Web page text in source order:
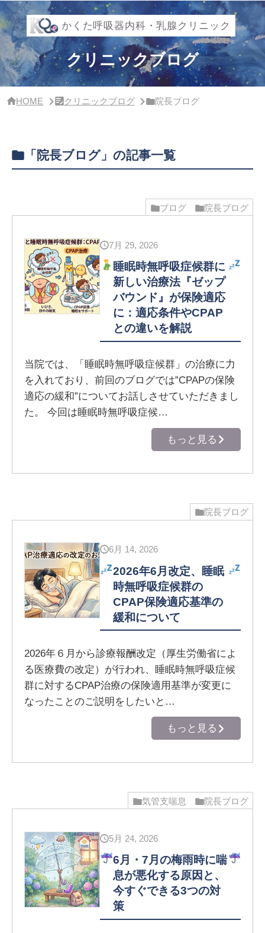
イ
ド
バ
ー・
ク
リ
クリニックブログ
HOME クリニックブログ 院長ブログ
「院長ブログ」の記事一覧
ブログ 院長ブログ
7月 29, 2026
睡眠時無呼吸症候群に
新しい治療法『ゼップ
バウンド』が保険適応
に：適応条件やCPAP
との違いを解説
当院では、「睡眠時無呼吸症候群」の治療に力
を入れており、前回のブログでは”CPAPの保険
適応の緩和”についてお話しさせていただきまし
た。 今回は睡眠時無呼吸症候…
もっと見る
院長ブログ
6月 14, 2026
2026年6月改定、睡眠
時無呼吸症候群の
CPAP保険適応基準の
緩和について
2026年６月から診療報酬改定（厚生労働省によ
る医療費の改定）が行われ、睡眠時無呼吸症候
群に対するCPAP治療の保険適用基準が変更に
なったことのご説明をしたいと…
もっと見る
気管支喘息 院長ブログ
5月 24, 2026
6月・7月の梅雨時に喘
息が悪化する原因と、
今すぐできる3つの対
策